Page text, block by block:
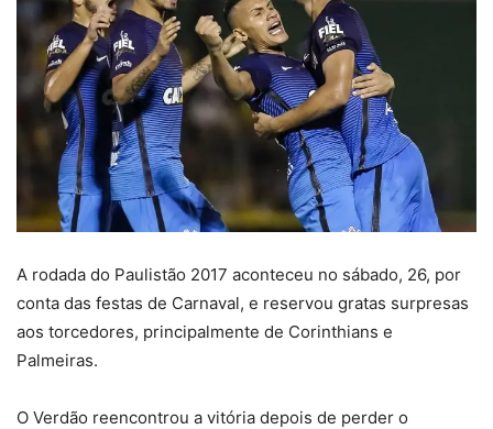
A rodada do Paulistão 2017 aconteceu no sábado, 26, por
conta das festas de Carnaval, e reservou gratas surpresas
aos torcedores, principalmente de Corinthians e
Palmeiras.
O Verdão reencontrou a vitória depois de perder o